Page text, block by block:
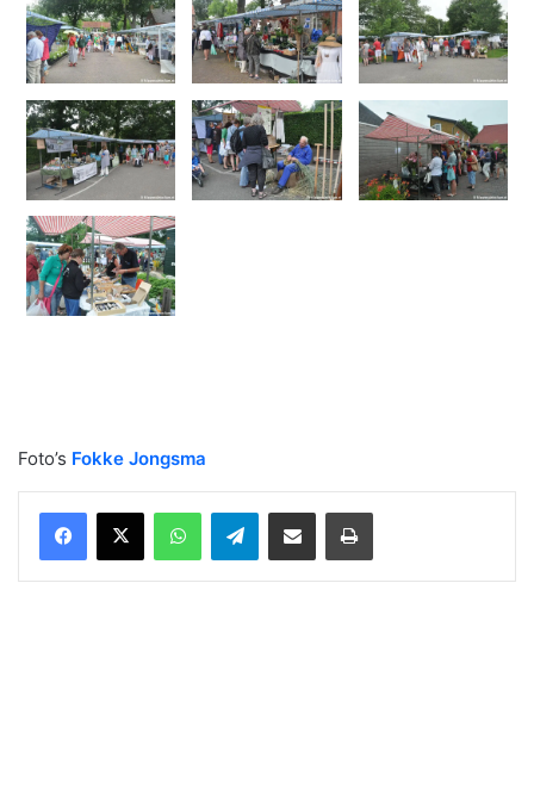
Foto’s Fokke Jongsma
WhatsAppTelegramDelen via Email Print